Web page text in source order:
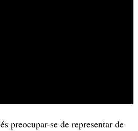
preocupar-se de representar de